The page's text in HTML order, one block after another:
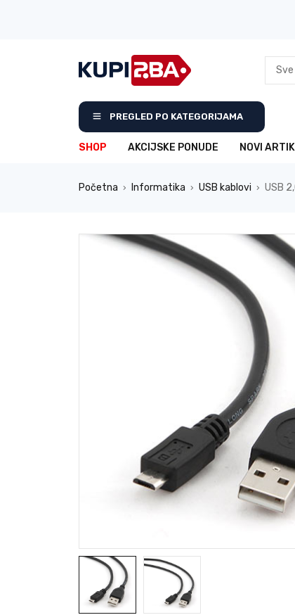
PREGLED PO KATEGORIJAMA
SHOP AKCIJSKE PONUDE NOVI
Početna › Informatika › USB kablovi › USB